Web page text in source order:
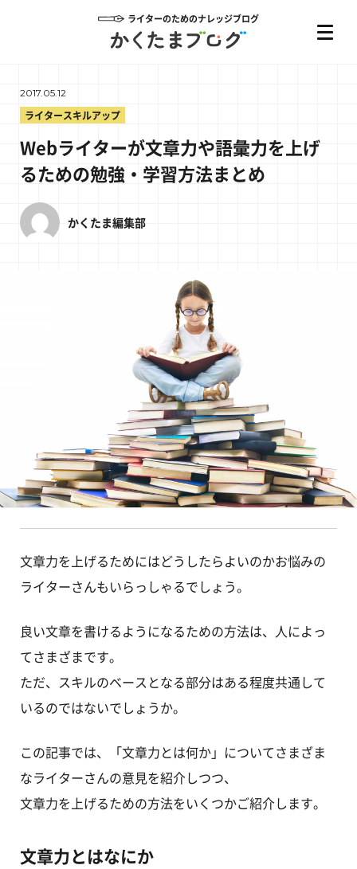
ライターのためのナレッジブログ
ライタースキルアップ
2017.05.12
Webライターが文章力や語彙力を上げ
るための勉強・学習方法まとめ
かくたま編集部
文章力を上げるためにはどうしたらよいのかお悩みの
ライターさんもいらっしゃるでしょう。
良い文章を書けるようになるための方法は、人によっ
てさまざまです。
ただ、スキルのベースとなる部分はある程度共通して
いるのではないでしょうか。
この記事では、「文章力とは何か」についてさまざま
なライターさんの意見を紹介しつつ、
文章力を上げるための方法をいくつかご紹介します。
文章力とはなにか